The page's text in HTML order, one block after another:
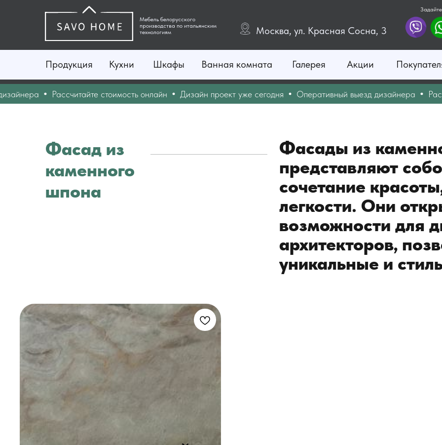
Мебель белорусского
производства по итальянским
технологиям
Галерея
Москва, ул. Красная Сосна, 3
Ванная комната
Продукция Шкафы
Кухни Акции
Рассчитайте стоимость онлайн Дизайн проект уже сегодня Оперативный выезд дизайнера
Фасад из
каменного
шпона
Фасады из
представляют
сочетание
легкости. Они
возможности для
архитекторов,
уникальные и